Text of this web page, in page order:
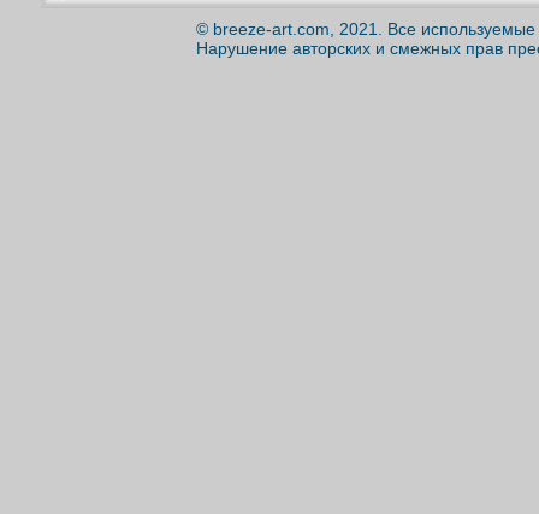
© breeze-art.com, 2021. Все
Нарушение авторских и смежных прав